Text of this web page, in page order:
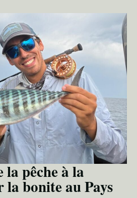
la pêche à la
la bonite au Pays